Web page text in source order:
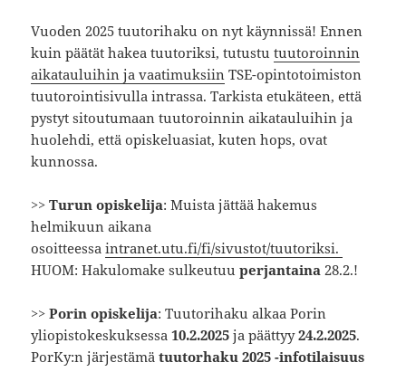
Vuoden 2025 tuutorihaku on nyt käynnissä! Ennen
kuin päätät hakea tuutoriksi, tutustutuutoroinnin
aikatauluihin ja vaatimuksiin TSE-opintotoimiston
tuutorointisivulla intrassa. Tarkista etukäteen, että
pystyt sitoutumaan tuutoroinnin aikatauluihin ja
huolehdi, että opiskeluasiat, kuten hops, ovat
kunnossa.
>>Turun opiskelija: Muista jättää hakemus
helmikuun aikana
osoitteessaintranet.utu.fi/fi/sivustot/tuutoriksi.
HUOM: Hakulomake sulkeutuuperjantaina28.2.!
>> Porin opiskelija: Tuutorihaku alkaa Porin
yliopistokeskuksessa10.2.2025ja päättyy24.2.2025.
PorKy:n järjestämätuutorhaku 2025 -infotilaisuus